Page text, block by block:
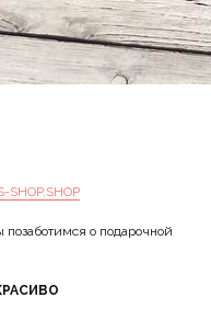
SHOP.SHOP
о подарочной